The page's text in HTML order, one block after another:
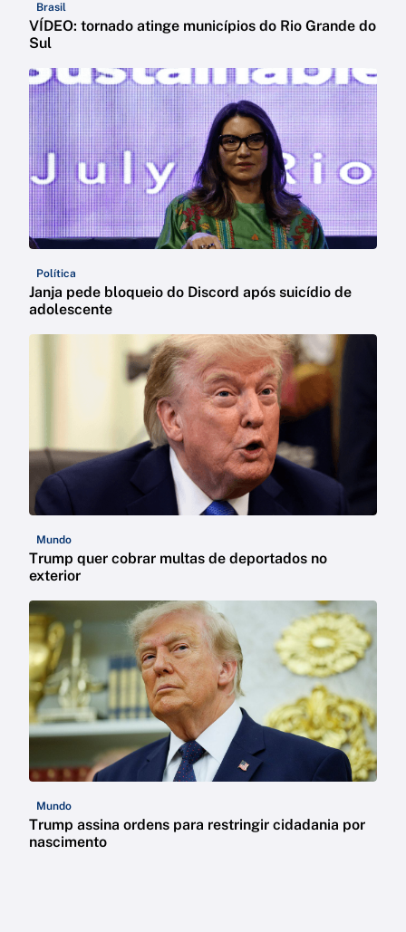
Brasil
VÍDEO: tornado atinge municípios do Rio Grande do
Sul
Política
Janja pede bloqueio do Discord após suicídio de
adolescente
Mundo
Trump quer cobrar multas de deportados no
exterior
Mundo
Trump assina ordens para restringir cidadania por
nascimento